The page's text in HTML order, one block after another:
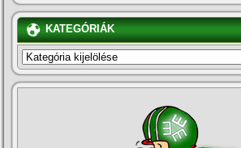
KATEGÓRIÁK
KATEGÓRIÁK